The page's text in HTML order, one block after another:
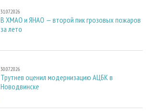
31.07.2026
В ХМАО и ЯНАО — второй пик грозовых пожаров
за лето
30.07.2026
Трутнев оценил модернизацию АЦБК в
Новодвинске